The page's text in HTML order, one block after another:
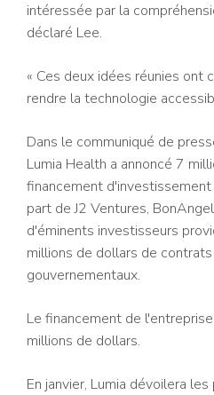
intéressée par la
déclaré Lee.
« Ces deux idées réunies ont
rendre la technologie
Dans le communiqué de
Lumia Health a annoncé 7
financement
part de J2 Ventures,
d'éminents investisseurs
millions de dollars de
gouvernementaux.
Le financement de
millions de dollars.
En janvier, Lumia dévoilera